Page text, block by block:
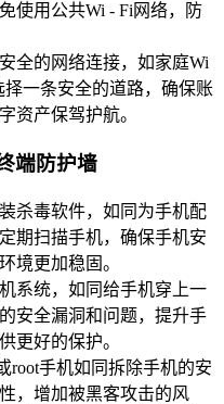
使用公共Wi - Fi网络，防
全的网络连接，如家庭Wi
一条安全的道路，确保账
资产保驾护航。
端防护墙
杀毒软件，如同为手机配
期扫描手机，确保手机安
境更加稳固。
系统，如同给手机穿上一
安全漏洞和问题，提升手
更好的保护。
root手机如同拆除手机的安
，增加被黑客攻击的风